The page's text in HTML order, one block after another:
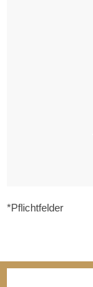
*Pflichtfelder